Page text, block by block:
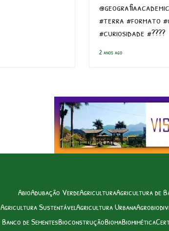
#terra #formato
#curiosidade #????
2 anos ago
AbioAdubação VerdeAgriculturaAgricultura de
Agricultura SustentávelAgricultura Urbana
Banco de SementesBioconstruçãoBiomaBiomimética